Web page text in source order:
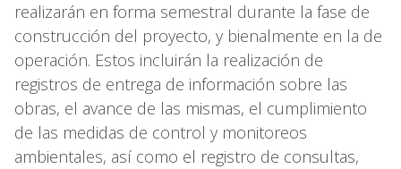
realizarán en forma semestral durante la fase de
construcción del proyecto, y bienalmente en la de
operación. Estos incluirán la realización de
registros de entrega de información sobre las
obras, el avance de las mismas, el cumplimiento
de las medidas de control y monitoreos
ambientales, así como el registro de consultas,